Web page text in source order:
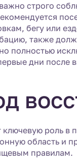
строго
бегу или
также
полностью
дни после
роль
область и
правилам.